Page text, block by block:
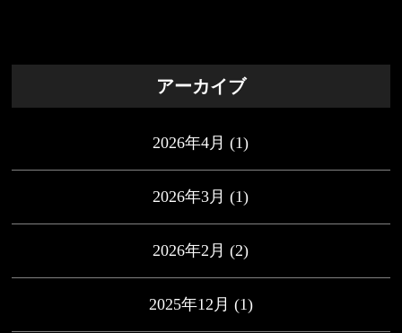
アーカイブ
2026年4月 (1)
2026年3月 (1)
2026年2月 (2)
2025年12月 (1)